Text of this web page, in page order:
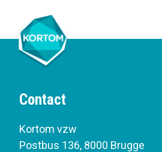
Contact
Kortom vzw
Postbus 136, 8000 Brugge